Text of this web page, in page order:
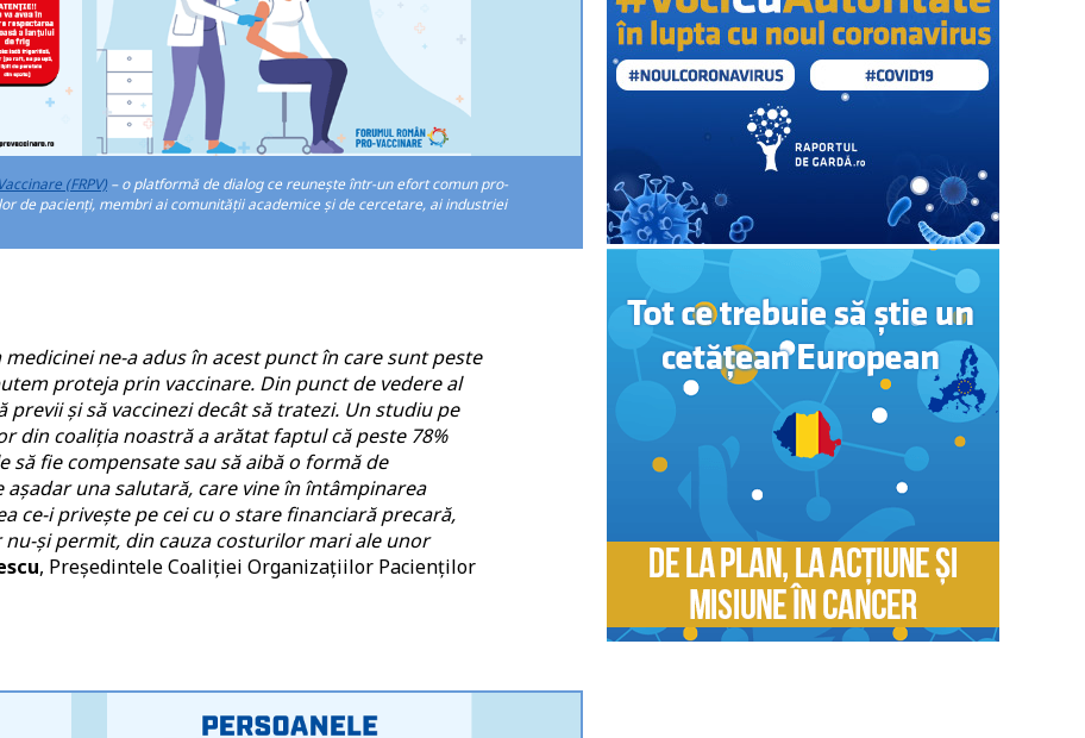
(FRPV) – o platformă de dialog ce reunește într-un efort comun pro-
de pacienți, membri ai comunității academice și de cercetare, ai industriei
ne-a adus în acest punct în care sunt peste
proteja prin vaccinare. Din punct de vedere al
şi să vaccinezi decât să tratezi. Un studiu pe
din coaliția noastră a arătat faptul că peste 78%
să fie compensate sau să aibă o formă de
așadar una salutară, care vine în întâmpinarea
ce-i privește pe cei cu o stare financiară precară,
nu-și permit, din cauza costurilor mari ale unor
, Președintele Coaliției Organizațiilor Pacienților